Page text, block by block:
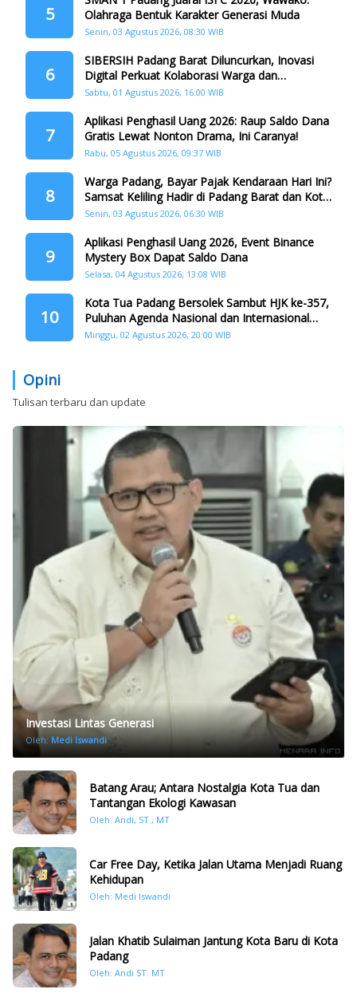
5
Olahraga Bentuk Karakter Generasi Muda
Senin, 03 Agustus 2026, 08:30 WIB
6
SIBERSIH Padang Barat Diluncurkan, Inovasi
Digital Perkuat Kolaborasi Warga dan
Pemerintah Atasi Persampahan
Sabtu, 01 Agustus 2026, 16:00 WIB
7
Aplikasi Penghasil Uang 2026: Raup Saldo Dana
Gratis Lewat Nonton Drama, Ini Caranya!
Rabu, 05 Agustus 2026, 09:37 WIB
8
Warga Padang, Bayar Pajak Kendaraan Hari Ini?
Samsat Keliling Hadir di Padang Barat dan Koto
Tangah
Senin, 03 Agustus 2026, 06:30 WIB
9
Aplikasi Penghasil Uang 2026, Event Binance
Mystery Box Dapat Saldo Dana
Selasa, 04 Agustus 2026, 13:08 WIB
10
Kota Tua Padang Bersolek Sambut HJK ke-357,
Puluhan Agenda Nasional dan Internasional
Siap Digelar
Minggu, 02 Agustus 2026, 20:00 WIB
Opini
Tulisan terbaru dan update
Investasi Lintas Generasi
Oleh: Medi Iswandi
Batang Arau; Antara Nostalgia Kota Tua dan
Tantangan Ekologi Kawasan
Oleh: Andi, ST., MT
Car Free Day, Ketika Jalan Utama Menjadi Ruang
Kehidupan
Oleh: Medi Iswandi
Jalan Khatib Sulaiman Jantung Kota Baru di Kota
Padang
Oleh: Andi ST. MT